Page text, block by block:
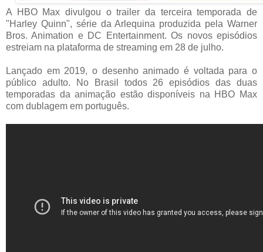
A HBO Max divulgou o trailer da terceira temporada de
"Harley Quinn", série da Arlequina produzida pela Warner
Bros. Animation e DC Entertainment. Os novos episódios
estreiam na plataforma de streaming em 28 de julho.
Lançado em 2019, o desenho animado é voltada para o
público adulto. No Brasil todos 26 episódios das duas
temporadas da animação estão disponíveis na HBO Max
com dublagem em português.